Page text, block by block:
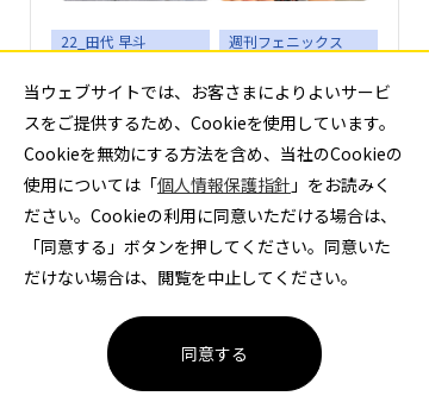
22_田代 早斗 週刊フェニックス
No.873 最近の出来事
4月から社会人2年目となり、昨年度を振り
返ると、入社当初よりもできること...
1ページ
当ウェブサイトでは、お客さまによりよいサービ
スをご提供するため、Cookieを使用しています。
Cookieを無効にする方法を含め、当社のCookieの
使用については「個人情報保護指針 」をお読みく
ださい。Cookieの利用に同意いただける場合は、
「同意する」ボタンを押してください。同意いた
だけない場合は、閲覧を中止してください。
同意する